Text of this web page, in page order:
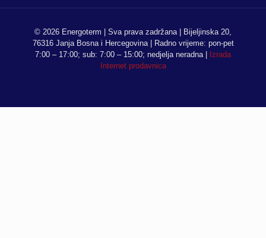
© 2026 Energoterm | Sva prava zadržana | Bijeljinska 20,
76316 Janja Bosna i Hercegovina | Radno vrijeme: pon-pet
7:00 – 17:00; sub: 7:00 – 15:00; nedjelja neradna |
Izrada
Internet prodavnica